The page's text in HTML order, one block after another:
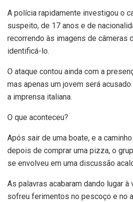
A polícia rapidamente investigou o
suspeito, de 17 anos e de
recorrendo às imagens de câmeras
identificá-lo.
O ataque contou ainda com a
mas apenas um jovem será
a imprensa italiana.
O que aconteceu?
Após sair de uma boate, e a
depois de comprar uma pizza, o
se envolveu em uma discussão
As palavras acabaram dando lugar à
sofreu ferimentos no pescoço e no